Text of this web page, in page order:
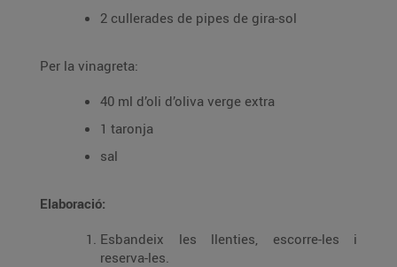
2 cullerades de pipes de gira-sol
Per la vinagreta:
40 ml d’oli d’oliva verge extra
1 taronja
sal
Elaboració:
Esbandeix les llenties, escorre-les i
reserva-les.